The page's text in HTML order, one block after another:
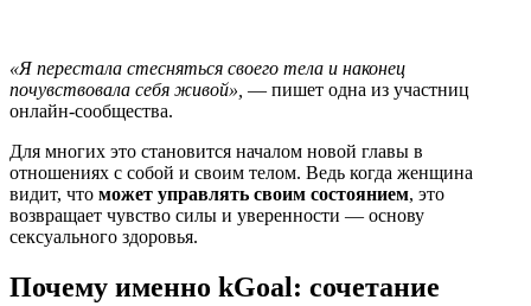
«Я перестала стесняться своего тела и наконец
почувствовала себя живой», — пишет одна из участниц
онлайн-сообщества.
Для многих это становится началом новой главы в
отношениях с собой и своим телом. Ведь когда женщина
видит, что может управлять своим состоянием, это
возвращает чувство силы и уверенности — основу
сексуального здоровья.
Почему именно kGoal: сочетание